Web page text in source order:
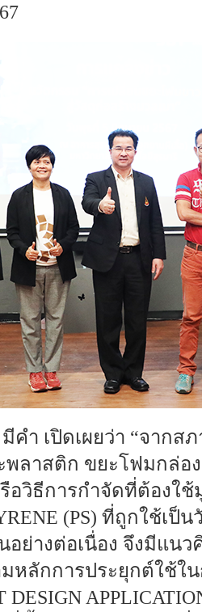
คำ เปิดเผยว่า “จาก
ลาสติก ขยะโฟมกล่อ
อวิธีการกำจัดที่ต้องใ
(PS) ที่ถูกใช้เป็
ย่างต่อเนื่อง จึงมีแน
มหลักการประยุกต์ใช้
DESIGN